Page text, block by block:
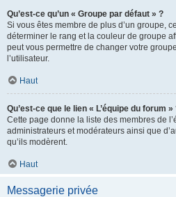
Qu’est-ce qu’un « Groupe par défaut » ?
Si vous êtes membre de plus d’un groupe,
déterminer le rang et la couleur de groupe
peut vous permettre de changer votre
l’utilisateur.
Haut
Qu’est-ce que le lien « L’équipe du forum »
Cette page donne la liste des membres de
administrateurs et modérateurs ainsi que
qu’ils modèrent.
Haut
Messagerie privée